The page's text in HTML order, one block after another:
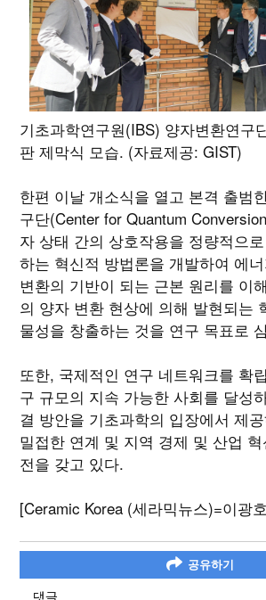
기초과학연구원(IBS) 양자변환연구
판 제막식 모습. (자료제공: GIST)
한편 이날 개소식을 열고 본격 출범
구단(Center for Quantum
자 상태 간의 상호작용을 정량적으
하는 혁신적 방법론을 개발하여 에
변환의 기반이 되는 근본 원리를 이
의 양자 변환 현상에 의해 발현되는
물성을 창출하는 것을 연구 목표로
또한, 국제적인 연구 네트워크를 확
구 규모의 지속 가능한 사회를 달성
결 방안을 기초과학의 입장에서 제
밀접한 연계 및 지역 경제 및 산업
전을 갖고 있다.
[Ceramic Korea (세라믹뉴스)=이광
공유하기